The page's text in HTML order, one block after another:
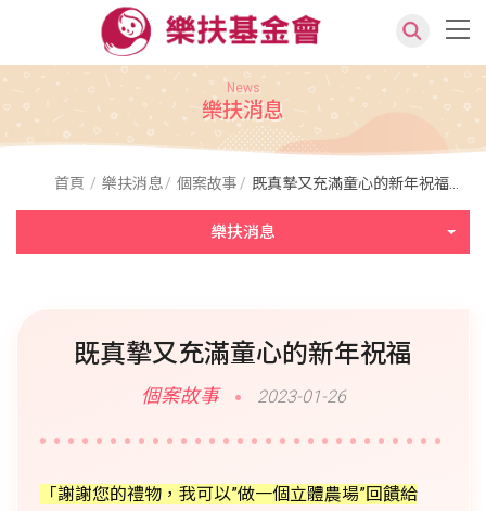
News
樂扶消息
首頁 樂扶消息 個案故事 既真摯又充滿童心的新年祝福...
樂扶消息
既真摯又充滿童心的新年祝福
個案故事 2023-01-26
「謝謝您的禮物，我可以”做一個立體農場”回饋給